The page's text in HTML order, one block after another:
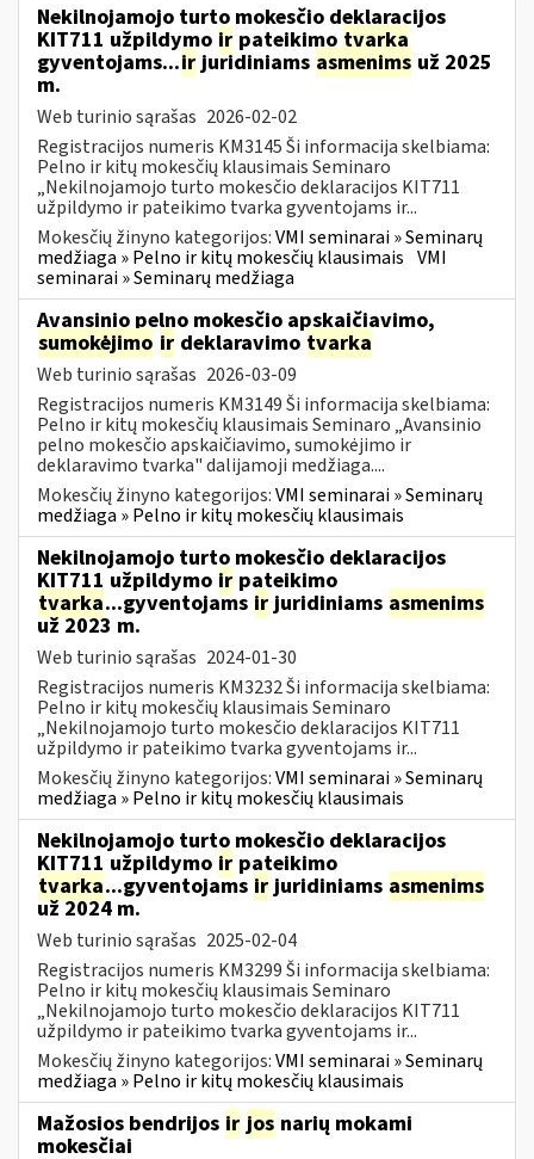
Nekilnojamojo turto mokesčio deklaracijos
KIT711 užpildymo ir pateikimo tvarka
gyventojams...irjuridiniams asmenims už 2025
m.
Web turinio sąrašas 2026-02-02
Registracijos numeris KM3145 Ši informacija skelbiama:
Pelno ir kitų mokesčių klausimais Seminaro
„Nekilnojamojo turto mokesčio deklaracijos KIT711
užpildymo ir pateikimo tvarka gyventojams ir...
Mokesčių žinyno kategorijos:VMI seminarai » Seminarų
medžiaga » Pelno ir kitų mokesčių klausimais VMI
seminarai » Seminarų medžiaga
Avansinio pelno mokesčio apskaičiavimo,
sumokėjimo ir deklaravimo tvarka
Web turinio sąrašas 2026-03-09
Registracijos numeris KM3149 Ši informacija skelbiama:
Pelno ir kitų mokesčių klausimais Seminaro „Avansinio
pelno mokesčio apskaičiavimo, sumokėjimo ir
deklaravimo tvarka" dalijamoji medžiaga....
Mokesčių žinyno kategorijos:VMI seminarai » Seminarų
medžiaga » Pelno ir kitų mokesčių klausimais
Nekilnojamojo turto mokesčio deklaracijos
KIT711 užpildymo ir pateikimo
tvarka...gyventojams irjuridiniams asmenims
už 2023 m.
Web turinio sąrašas 2024-01-30
Registracijos numeris KM3232 Ši informacija skelbiama:
Pelno ir kitų mokesčių klausimais Seminaro
„Nekilnojamojo turto mokesčio deklaracijos KIT711
užpildymo ir pateikimo tvarka gyventojams ir...
Mokesčių žinyno kategorijos:VMI seminarai » Seminarų
medžiaga » Pelno ir kitų mokesčių klausimais
Nekilnojamojo turto mokesčio deklaracijos
KIT711 užpildymo ir pateikimo
tvarka...gyventojams irjuridiniams asmenims
už 2024 m.
Web turinio sąrašas 2025-02-04
Registracijos numeris KM3299 Ši informacija skelbiama:
Pelno ir kitų mokesčių klausimais Seminaro
„Nekilnojamojo turto mokesčio deklaracijos KIT711
užpildymo ir pateikimo tvarka gyventojams ir...
Mokesčių žinyno kategorijos:VMI seminarai » Seminarų
medžiaga » Pelno ir kitų mokesčių klausimais
Mažosios bendrijos ir jos narių mokami
mokesčiai